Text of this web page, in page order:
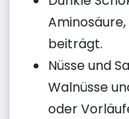
beiträgt.
Nüsse und
Walnüsse
oder